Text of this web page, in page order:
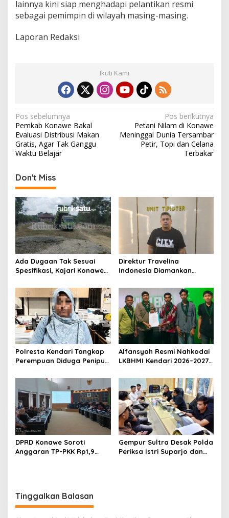
lainnya kini siap menghadapi pelantikan resmi
sebagai pemimpin di wilayah masing-masing.
Laporan Redaksi
Ikuti Kami
N
a
v
g
a
s
i
p
o
s
Pos sebelumnya
Pemkab Konawe Bakal
Evaluasi Distribusi Makan
Gratis, Agar Tak Ganggu
Waktu Belajar
Pos berikutnya
Petani Nilam di Konawe
Meninggal Dunia Tersambar
Petir, Topi dan Celana
Terbakar
Don't Miss
Ada Dugaan Tak Sesuai
Spesifikasi, Kajari Konawe
Rupbasan Rp1,9 Miliar
Dihentikan
Direktur Travelina
Indonesia Diamankan
Penelantaran Jemaah
Umrah Masuk Babak Baru
Polresta Kendari Tangkap
Perempuan Diduga Penipu
Rp588,1 Juta
Alfansyah Resmi Nahkodai
LKBHMI Kendari 2026–2027,
Hukum
DPRD Konawe Soroti
Anggaran TP-PKK Rp1,9
Gempur Sultra Desak Polda
Periksa Istri Suparjo dan
Tinggalkan Balasan